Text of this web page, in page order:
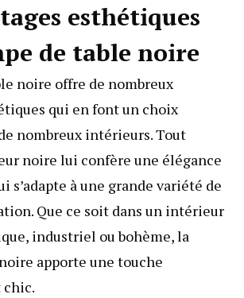
esthétiques
de table noire
noire offre de nombreux
qui en font un choix
nombreux intérieurs. Tout
noire lui confère une élégance
s’adapte à une grande variété de
Que ce soit dans un intérieur
industriel ou bohème, la
apporte une touche
chic.